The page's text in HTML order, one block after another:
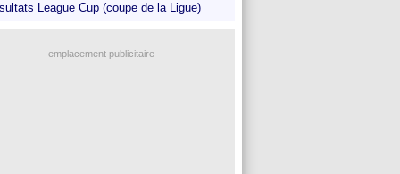
League Cup (coupe de la Ligue)
emplacement publicitaire